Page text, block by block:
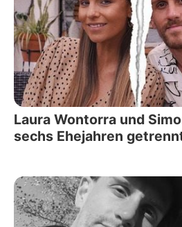
Laura Wontorra und
sechs Ehejahren